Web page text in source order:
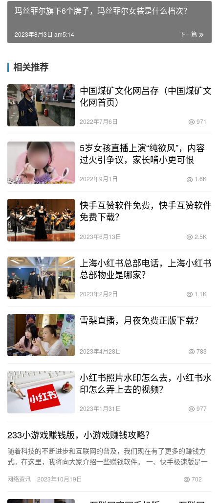
玛丝菲尔旗下6个牌子，玛丝菲尔女装是什么档次？
下一篇
2023年8月3日 am5:14
相关推荐
中国煤矿文化网吕存（中国煤矿文
化网首页）
2022年7月6日 971
5岁女孩直播上演“纯欲风”，内容
过火引争议，家长啃小更可恨
2022年9月1日 1.6K
快手互赞软件免费，快手互赞软件
免费下载？
2023年6月13日 2.5K
上海小红书总部电话，上海小红书
总部物业是哪家？
2023年2月2日 1.1K
雪梨直播，月夜免费正版下载？
2023年4月28日 783
小红书照片水印怎么去，小红书水
印怎么弄上去的视频？
2023年1月31日 977
233小游戏赚钱版，小游戏赚钱攻略？
随着科技的不断进步和互联网的普及，我们现在有了更多的赚钱方
式。在这里，我将向大家介绍一些赚钱软件。 一、快手极速版是一
的…
网络资讯 2023年10月19日 702